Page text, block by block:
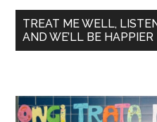
TREAT ME WELL,
AND WE’LL BE HAPPIER